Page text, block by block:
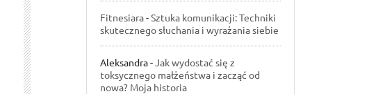
Fitnesiara-Sztuka komunikacji: Techniki
skutecznego słuchania i wyrażania siebie
Aleksandra-Jak wydostać się z
toksycznego małżeństwa i zacząć od
nowa? Moja historia